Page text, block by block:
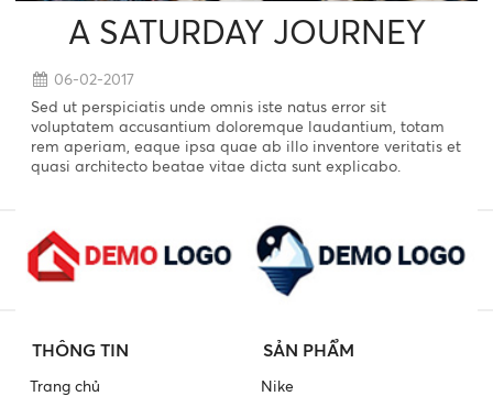
A SATURDAY JOURNEY
06-02-2017
Sed ut perspiciatis unde omnis iste natus error sit
voluptatem accusantium doloremque laudantium, totam
rem aperiam, eaque ipsa quae ab illo inventore veritatis et
quasi architecto beatae vitae dicta sunt explicabo.
THÔNG TIN
Trang chủ
SẢN PHẨM
Nike